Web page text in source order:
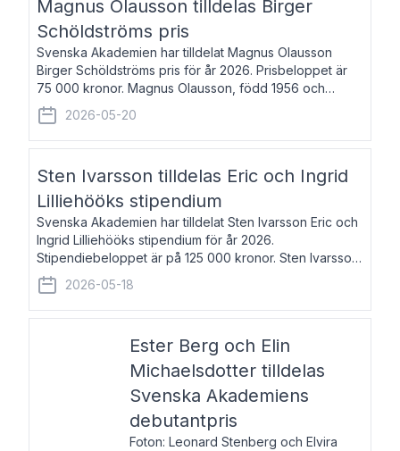
Magnus Olausson tilldelas Birger
Schöldströms pris
Svenska Akademien har tilldelat Magnus Olausson
Birger Schöldströms pris för år 2026. Prisbeloppet är
75 000 kronor. Magnus Olausson, född 1956 och
bosatt i Stockholm, är konstvetare, museiman och
hovman. Han disputerade 1993 vid Uppsala un
2026-05-20
Sten Ivarsson tilldelas Eric och Ingrid
Lilliehööks stipendium
Svenska Akademien har tilldelat Sten Ivarsson Eric och
Ingrid Lilliehööks stipendium för år 2026.
Stipendiebeloppet är på 125 000 kronor. Sten Ivarsson,
född 1979, är mediateksamordnare vid
Söderslättsgymnasiet i Trelleborg. Här har han på
2026-05-18
Ester Berg och Elin
Michaelsdotter tilldelas
Svenska Akademiens
debutantpris
Foton: Leonard Stenberg och Elvira